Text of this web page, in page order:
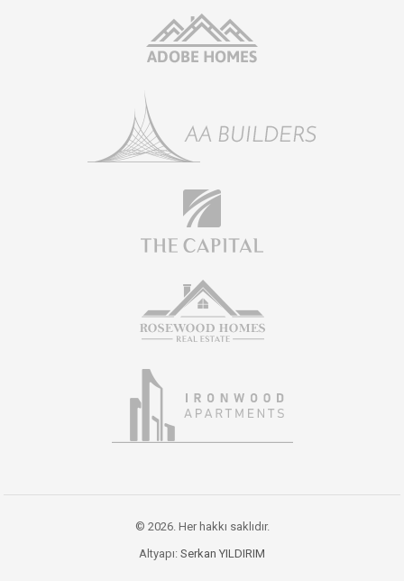
© 2026. Her hakkı saklıdır.
Altyapı: Serkan YILDIRIM